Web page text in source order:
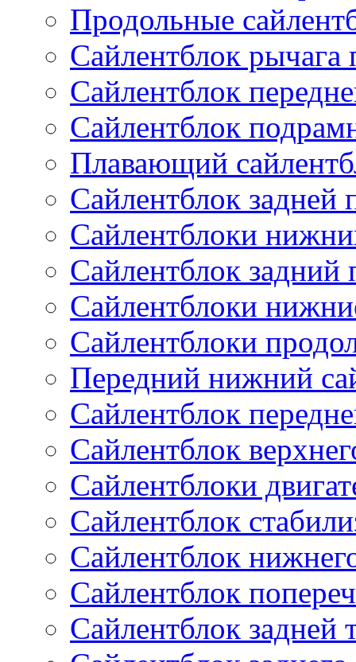
Продольные
Сайлентблок рычага
Сайлентблок
Сайлентблок
Плавающий
Сайлентблок задней
Сайлентблоки
Сайлентблок задний
Сайлентблоки
Сайлентблоки
Передний нижний
Сайлентблок
Сайлентблок
Сайлентблоки
Сайлентблок
Сайлентблок
Сайлентблок
Сайлентблок задней